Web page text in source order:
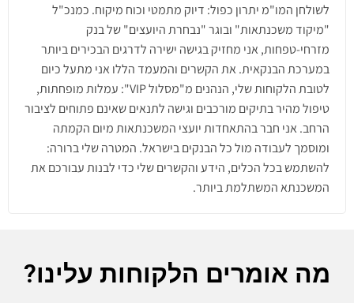
לשולחן המו"מ יתרון כפול: דיוק מתמטי וכוח מיקוח. כמנכ"ל
"מיקוד משכנתאות" ובוגר "נבחרת היועצים" של בנק
מזרחי-טפחות, אני מחזיק בגישה ישירה לדרגים הבכירים ביותר
במערכת הבנקאית. את הקשרים והמעמד הללו אני מתעל כיום
לטובת הלקוחות שלי, הנהנים מ"מסלול VIP": עמלות מופחתות,
טיפול מהיר בתיקים מורכבים וגישה לתנאים שאינם פתוחים לציבור
הרחב. אני חבר בהתאחדות יועצי המשכנתאות מיום הקמתה
ומוסמך לעבודה מול כל הבנקים בישראל. המטרה שלי ברורה:
להשתמש בכל הכלים, הידע והקשרים שלי כדי לבנות עבורכם את
המשכנתא המשתלמת ביותר.
מה אומרים הלקוחות עלינו?